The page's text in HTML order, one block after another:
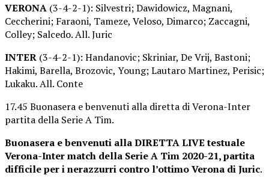
VERONA (3-4-2-1): Silvestri; Dawidowicz, Magnani,
Ceccherini; Faraoni, Tameze, Veloso, Dimarco; Zaccagni,
Colley; Salcedo. All. Juric
INTER (3-4-2-1): Handanovic; Skriniar, De Vrij, Bastoni;
Hakimi, Barella, Brozovic, Young; Lautaro Martinez, Perisic;
Lukaku. All. Conte
17.45 Buonasera e benvenuti alla diretta di Verona-Inter
partita della Serie A Tim.
Buonasera e benvenuti alla DIRETTA LIVE testuale
Verona-Inter match della Serie A Tim 2020-21, partita
difficile per i nerazzurri contro l’ottimo Verona di Juric.